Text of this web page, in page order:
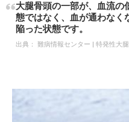
大腿骨頭の一部が、血流の
態ではなく、血が通わなく
陥った状態です。
出典： 難病情報センター | 特発性大